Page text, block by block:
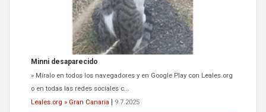
Minni desaparecido
» Míralo en todos los navegadores y en Google Play con Leales.org
o en todas las redes sociales c...
Leales.org » Gran Canaria
9.7.2025